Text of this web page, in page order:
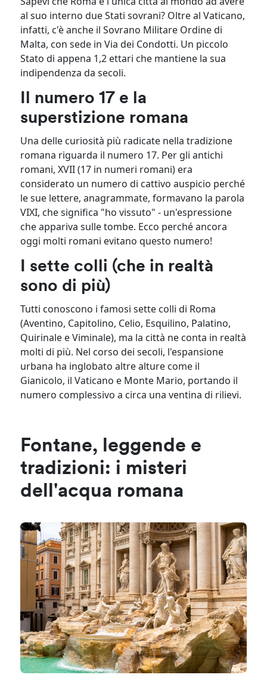
al suo interno due Stati sovrani? Oltre al Vaticano,
infatti, c'è anche il Sovrano Militare Ordine di
Malta, con sede in Via dei Condotti. Un piccolo
Stato di appena 1,2 ettari che mantiene la sua
indipendenza da secoli.
Il numero 17 e la
superstizione romana
Una delle curiosità più radicate nella tradizione
romana riguarda il numero 17. Per gli antichi
romani, XVII (17 in numeri romani) era
considerato un numero di cattivo auspicio perché
le sue lettere, anagrammate, formavano la parola
VIXI, che significa "ho vissuto" - un'espressione
che appariva sulle tombe. Ecco perché ancora
oggi molti romani evitano questo numero!
I sette colli (che in realtà
sono di più)
Tutti conoscono i famosi sette colli di Roma
(Aventino, Capitolino, Celio, Esquilino, Palatino,
Quirinale e Viminale), ma la città ne conta in realtà
molti di più. Nel corso dei secoli, l'espansione
urbana ha inglobato altre alture come il
Gianicolo, il Vaticano e Monte Mario, portando il
numero complessivo a circa una ventina di rilievi.
Fontane, leggende e
tradizioni: i misteri
dell'acqua romana